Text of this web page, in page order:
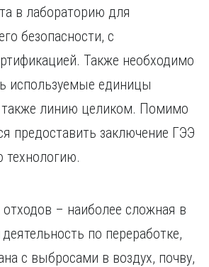
в лабораторию для
безопасности, с
Также необходимо
используемые единицы
также линию целиком. Помимо
предоставить заключение ГЭЭ
технологию.
– наиболее сложная в
по переработке,
с выбросами в воздух, почву,